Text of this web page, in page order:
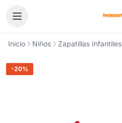
Inicio Niños Zapatillas Infantiles
-20%